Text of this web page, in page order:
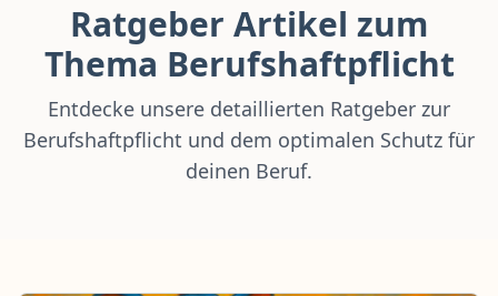
Ratgeber Artikel zum
Thema Berufshaftpflicht
Entdecke unsere detaillierten Ratgeber zur
Berufshaftpflicht und dem optimalen Schutz für
deinen Beruf.